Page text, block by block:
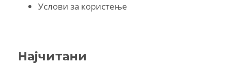
Услови за користење
Најчитани